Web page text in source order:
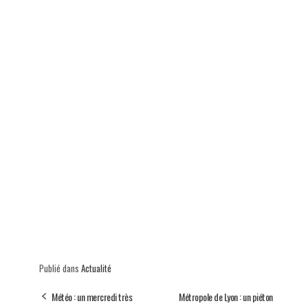
Publié dans Actualité
Météo : un mercredi très
Métropole de Lyon : un piéton